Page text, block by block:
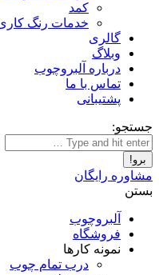
کمد
خدمات رنگ
گالری
وبلاگ
درباره آلبروچوب
تماس با ما
پشتیبانی
جستجو:
مشاوره رایگان
بستن
آلبروچوب
فروشگاه
نمونه کارها
درب تمام چوب